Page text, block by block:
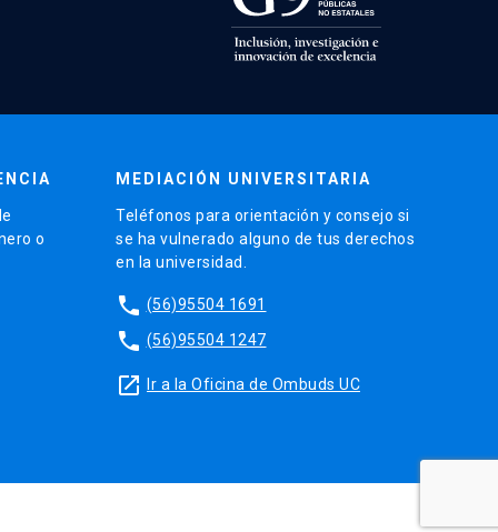
o
MEDIACIÓN UNIVERSITARIA
Teléfonos para orientación y consejo si
se ha vulnerado alguno de tus derechos
en la universidad.
phone (56)95504 1691
phone (56)95504 1247
launch Ir a la Oficina de Ombuds UC